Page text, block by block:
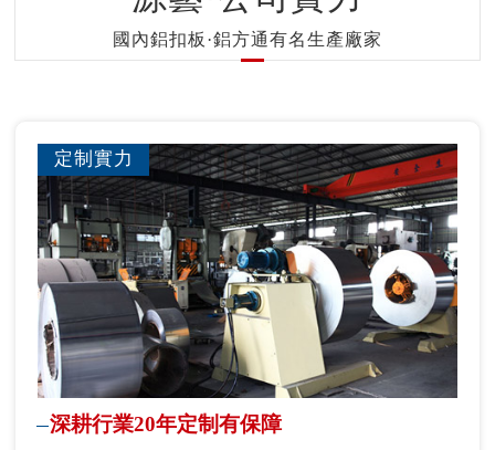
國內鋁扣板·鋁方通有名生產廠家
定制實力
深耕行業20年定制有保障